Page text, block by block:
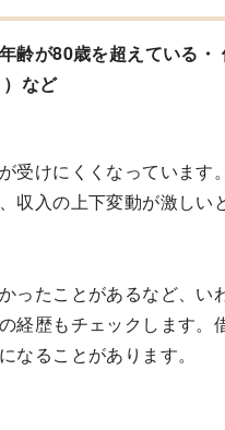
齢が80歳を超えている
など
けにくくなっています。
入の上下変動が激しい
ったことがあるなど、
歴もチェックします
ることがあります。